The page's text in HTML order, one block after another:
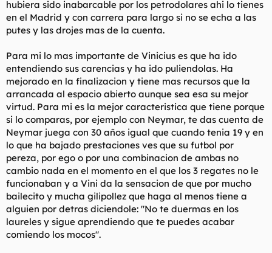
hubiera sido inabarcable por los petrodolares ahi lo tienes
en el Madrid y con carrera para largo si no se echa a las
putes y las drojes mas de la cuenta.
Para mi lo mas importante de Vinicius es que ha ido
entendiendo sus carencias y ha ido puliendolas. Ha
mejorado en la finalizacion y tiene mas recursos que la
arrancada al espacio abierto aunque sea esa su mejor
virtud. Para mi es la mejor caracteristica que tiene porque
si lo comparas, por ejemplo con Neymar, te das cuenta de
Neymar juega con 30 años igual que cuando tenia 19 y en
lo que ha bajado prestaciones ves que su futbol por
pereza, por ego o por una combinacion de ambas no
cambio nada en el momento en el que los 3 regates no le
funcionaban y a Vini da la sensacion de que por mucho
bailecito y mucha gilipollez que haga al menos tiene a
alguien por detras diciendole: "No te duermas en los
laureles y sigue aprendiendo que te puedes acabar
comiendo los mocos".